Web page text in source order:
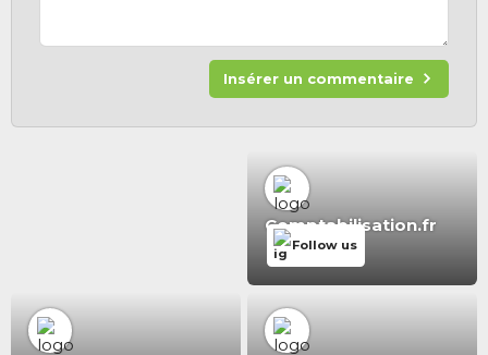
Insérer un commentaire
Comptabilisation.fr
Follow us